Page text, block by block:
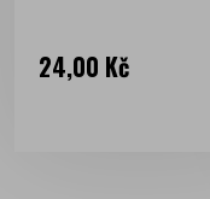
Cena
24,00 Kč